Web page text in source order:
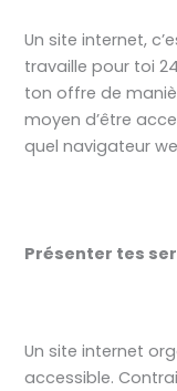
Un site internet,
travaille pour toi
ton offre de
moyen d’être
quel navigateur
Présenter tes
Un site internet
accessible.